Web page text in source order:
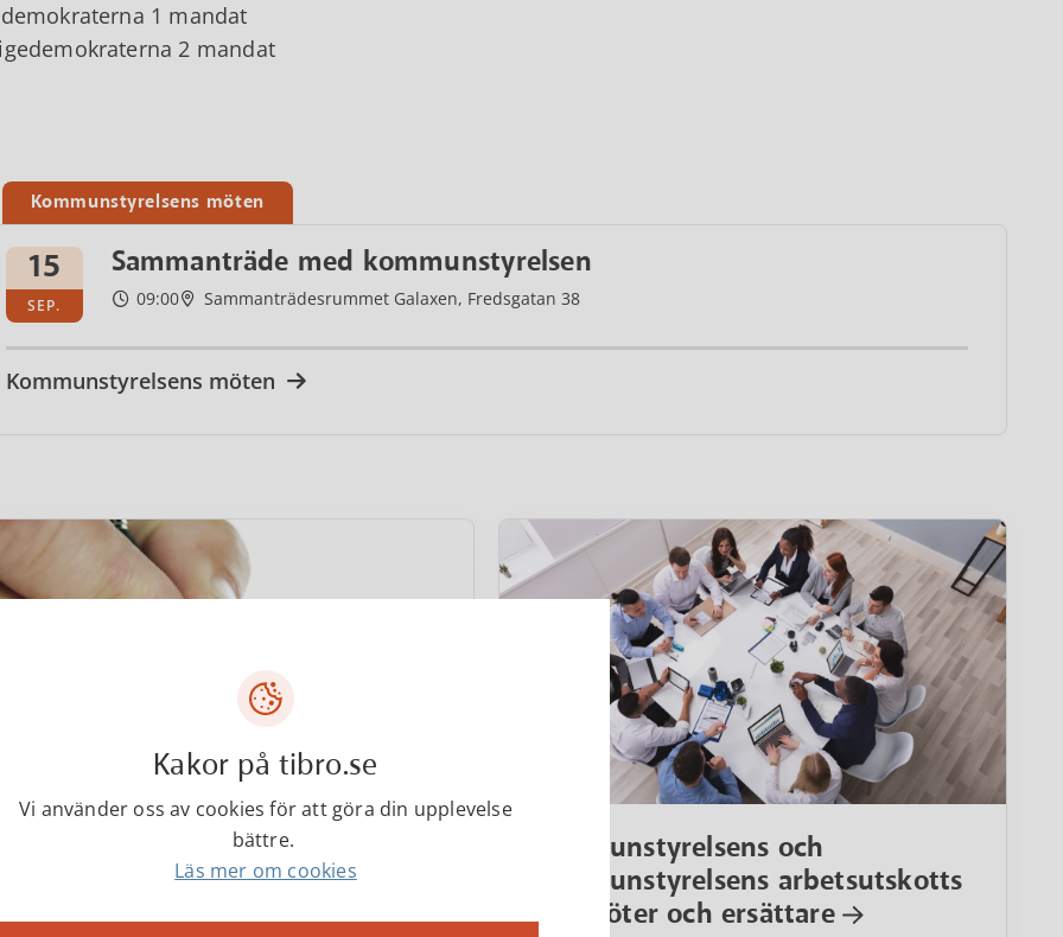
1 mandat
2 mandat
Kommunstyrelsens möten
15
SEP.
Sammanträde med kommunstyrelsen
09:00 Sammanträdesrummet Galaxen, Fredsgatan 38
Kommunstyrelsens möten
kallelser och
Kommunstyrelsens och
kommunstyrelsens arbetsutskotts
ledamöter och ersättare
Kakor på tibro.se
Vi använder oss av cookies för att göra din upplevelse
bättre.
Läs mer om cookies